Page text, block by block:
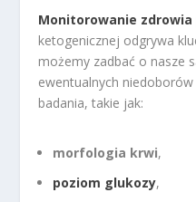
Monitorowanie zdrowia
ketogenicznej odgrywa
możemy zadbać o nasze
ewentualnych
badania, takie jak:
morfologia krwi,
poziom glukozy,